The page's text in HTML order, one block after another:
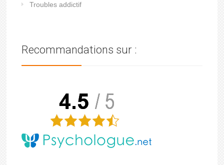
Troubles addictif
Recommandations sur :